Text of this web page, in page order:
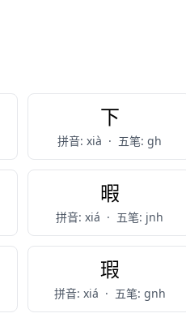
下
拼音: xià · 五笔: gh
暇
拼音: xiá · 五笔: jnh
瑕
拼音: xiá · 五笔: gnh